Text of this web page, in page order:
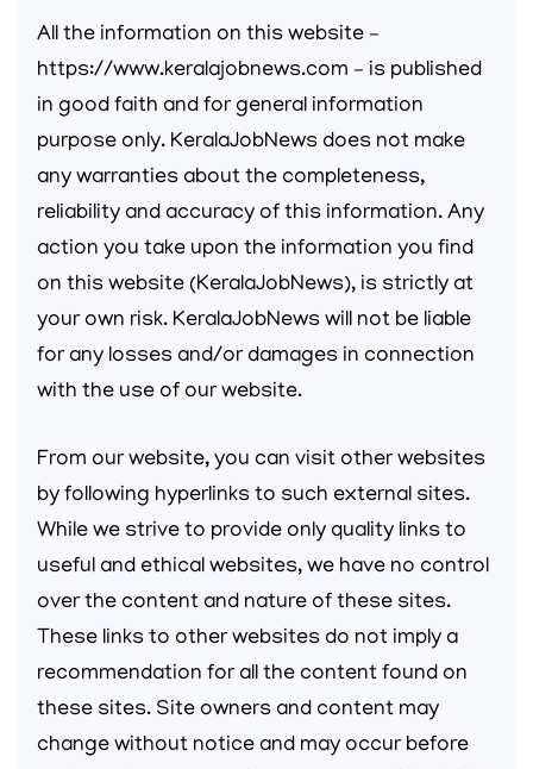
All the information on this website –
https://www.keralajobnews.com – is published
in good faith and for general information
purpose only. KeralaJobNews does not make
any warranties about the completeness,
reliability and accuracy of this information. Any
action you take upon the information you find
on this website (KeralaJobNews), is strictly at
your own risk. KeralaJobNews will not be liable
for any losses and/or damages in connection
with the use of our website.
From our website, you can visit other websites
by following hyperlinks to such external sites.
While we strive to provide only quality links to
useful and ethical websites, we have no control
over the content and nature of these sites.
These links to other websites do not imply a
recommendation for all the content found on
these sites. Site owners and content may
change without notice and may occur before